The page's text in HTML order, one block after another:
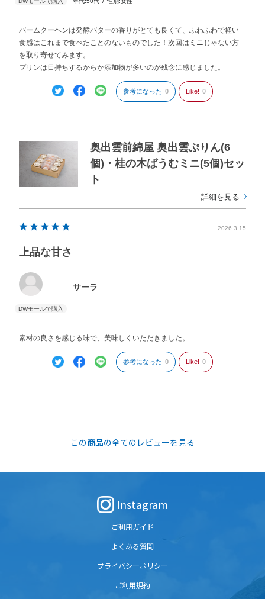
バームクーヘンは発酵バターの香りがとても良くて、ふわふわで軽い
食感はこれまで食べたことのないものでした！次回はミニじゃない方
を取り寄せてみます。
プリンは日持ちするからか添加物が多いのが残念に感じました。
参考になった 0 Like! 0
奥出雲前綿屋 奥出雲ぷりん(6
個)・桂の木ばうむミニ(5個)セッ
ト
詳細を見る
2026.3.15
上品な甘さ
サーラ
素材の良さを感じる味で、美味しくいただきました。
参考になった 0 Like! 0
この商品の全てのレビューを見る
Instagram
ご利用ガイド
よくある質問
プライバシーポリシー
ご利用規約